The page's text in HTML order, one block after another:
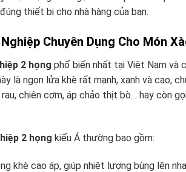
thiết bị cho nhà hàng của bạn.
Chuyên Dụng Cho Món
2 họng phổ biến nhất tại Việt Nam và
là ngọn lửa khè rất mạnh, xanh và cao,
chiên cơm, áp chảo thịt bò… hay còn
2 họng kiểu Á thường bao gồm:
khè cao áp, giúp nhiệt lượng bùng lên